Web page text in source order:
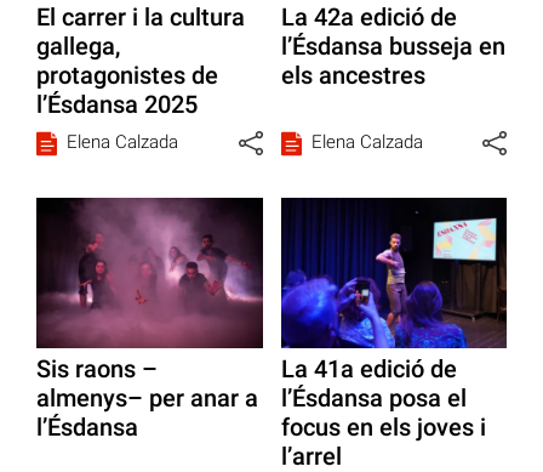
El carrer i la cultura
gallega,
protagonistes de
l’Ésdansa 2025
Elena Calzada
La 42a edició de
l’Ésdansa busseja en
els ancestres
Elena Calzada
Sis raons –
almenys– per anar a
l’Ésdansa
La 41a edició de
l’Ésdansa posa el
focus en els joves i
l’arrel